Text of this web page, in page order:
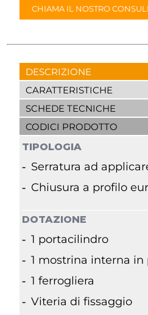
CHIAMA IL NOSTRO
DESCRIZIONE
CARATTERISTICHE
SCHEDE TECNICHE
CODICI PRODOTTO
TIPOLOGIA
Serratura ad
Chiusura a profilo
DOTAZIONE
1 portacilindro
1 mostrina interna in
1 ferrogliera
Viteria di fissaggio